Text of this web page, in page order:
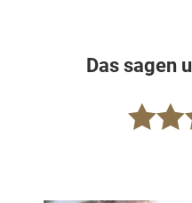
Das sagen
